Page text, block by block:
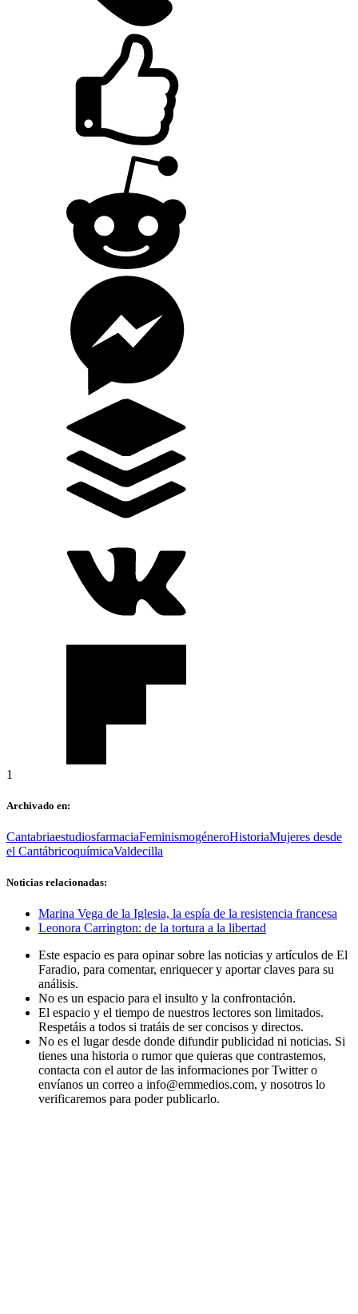
1
Archivado en:
CantabriaestudiosfarmaciaFeminismogéneroHistoriaMujeres desde
el CantábricoquímicaValdecilla
Noticias relacionadas:
Marina Vega de la Iglesia, la espía de la resistencia francesa
Leonora Carrington: de la tortura a la libertad
Este espacio es para opinar sobre las noticias y artículos de El
Faradio, para comentar, enriquecer y aportar claves para su
análisis.
No es un espacio para el insulto y la confrontación.
El espacio y el tiempo de nuestros lectores son limitados.
Respetáis a todos si tratáis de ser concisos y directos.
No es el lugar desde donde difundir publicidad ni noticias. Si
tienes una historia o rumor que quieras que contrastemos,
contacta con el autor de las informaciones por Twitter o
envíanos un correo a info@emmedios.com, y nosotros lo
verificaremos para poder publicarlo.